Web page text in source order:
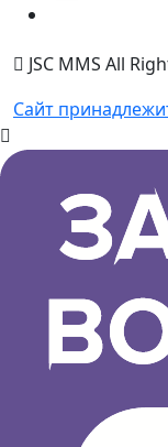
JSC MMS All
Сайт